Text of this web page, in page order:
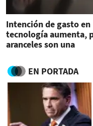
Intención de gasto en
tecnología aumenta,
aranceles son una
EN PORTADA